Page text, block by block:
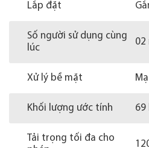
Lắp đặt
Số người sử dụng cùng
lúc
02
Xử lý bề mặt
Khối lượng ước tính 69
Tải trọng tối đa cho